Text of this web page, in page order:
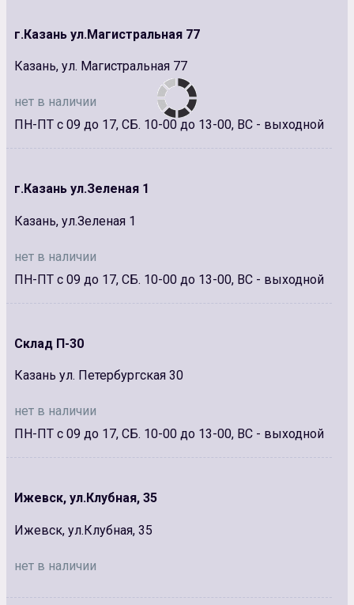
г.Казань ул.Магистральная 77
Казань, ул. Магистральная 77
нет в наличии
ПН-ПТ с 09 до 17, СБ. 10-00 до 13-00, ВС - выходной
г.Казань ул.Зеленая 1
Казань, ул.Зеленая 1
нет в наличии
ПН-ПТ с 09 до 17, СБ. 10-00 до 13-00, ВС - выходной
Склад П-30
Казань ул. Петербургская 30
нет в наличии
ПН-ПТ с 09 до 17, СБ. 10-00 до 13-00, ВС - выходной
Ижевск, ул.Клубная, 35
Ижевск, ул.Клубная, 35
нет в наличии